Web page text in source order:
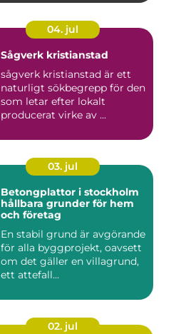
04. jul
Sågverk kristianstad
sågverk kristianstad är ett
naturligt sökbegrepp för den
som letar efter lokalt
producerat virke av ...
03. jul
Betongplattor i stockholm
hållbara grunder för hem
och företag
En stabil grund är avgörande
för alla byggprojekt, oavsett
om det gäller en villagrund,
ett attefall...
02. jul